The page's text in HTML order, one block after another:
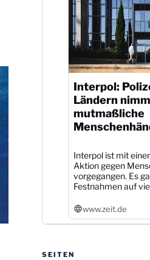
Interpol:
Ländern
mutmaßliche
Interpol ist mit
Aktion gegen
vorgegangen. Es
Festnahmen auf
www.zeit.de
SEITEN